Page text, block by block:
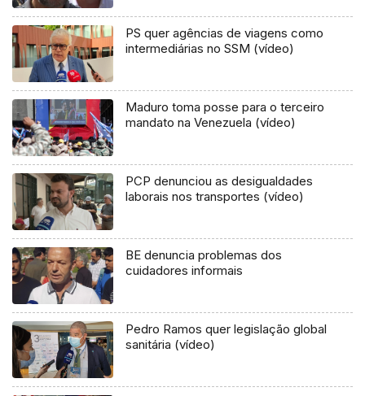
PS quer agências de viagens como
intermediárias no SSM (vídeo)
Maduro toma posse para o terceiro
mandato na Venezuela (vídeo)
PCP denunciou as desigualdades
laborais nos transportes (vídeo)
BE denuncia problemas dos
cuidadores informais
Pedro Ramos quer legislação global
sanitária (vídeo)